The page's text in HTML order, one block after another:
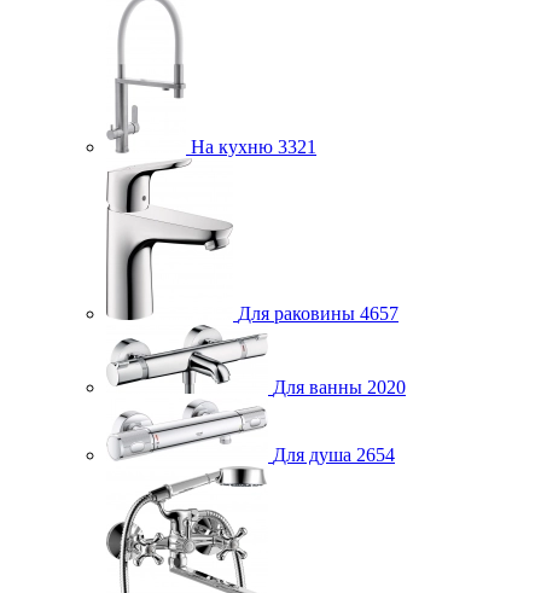
На кухню 3321
Для раковины 4657
Для ванны 2020
Для душа 2654